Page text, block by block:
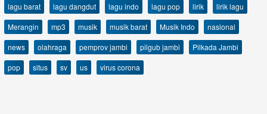
lagu barat
lagu dangdut lagu indo lagu pop lirik
lirik lagu
Merangin
mp3 musik musik barat Musik Indo
nasional
news
olahraga pemprov jambi pilgub jambi
Pilkada Jambi
pop
situs sv us virus corona